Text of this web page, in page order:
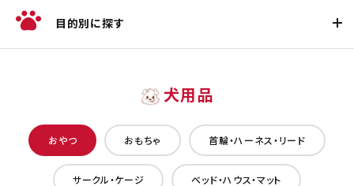
目的別に探す
犬用品
おやつ おもちゃ 首輪・ハーネス・リード
サークル・ケージ ベッド・ハウス・マット